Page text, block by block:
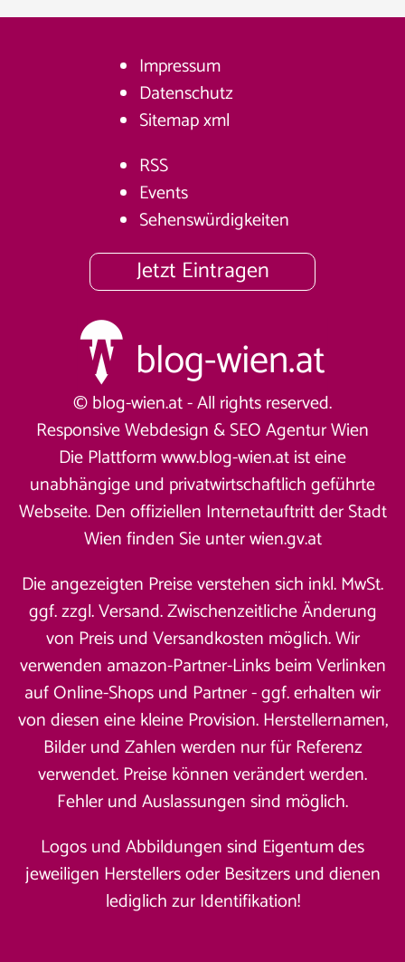
Impressum
Datenschutz
Sitemapxml
RSS
Events
Sehenswürdigkeiten
Jetzt Eintragen
© blog-wien.at - All rights reserved.
Responsive Webdesign &SEO Agentur Wien
Die Plattform www.blog-wien.at ist eine
unabhängige und privatwirtschaftlich geführte
Webseite. Den offiziellen Internetauftritt der Stadt
Wien finden Sie unterwien.gv.at
Die angezeigten Preise verstehen sich inkl. MwSt.
ggf. zzgl. Versand. Zwischenzeitliche Änderung
von Preis und Versandkosten möglich. Wir
verwenden amazon-Partner-Links beim Verlinken
auf Online-Shops und Partner - ggf. erhalten wir
von diesen eine kleine Provision. Herstellernamen,
Bilder und Zahlen werden nur für Referenz
verwendet. Preise können verändert werden.
Fehler und Auslassungen sind möglich.
Logos und Abbildungen sind Eigentum des
jeweiligen Herstellers oder Besitzers und dienen
lediglich zur Identifikation!